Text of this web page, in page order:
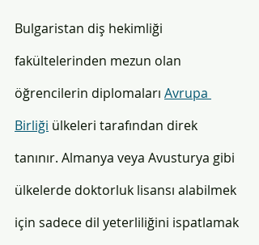
Bulgaristan diş hekimliği
fakültelerinden mezun olan
öğrencilerin diplomaları Avrupa
Birliği ülkeleri tarafından direk
tanınır. Almanya veya Avusturya gibi
ülkelerde doktorluk lisansı alabilmek
için sadece dil yeterliliğini ispatlamak